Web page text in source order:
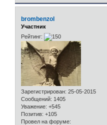
brombenzol
Участник
Рейтинг:
Зарегистрирован: 25-05-2015
Сообщений: 1405
Уважение: +545
Позитив: +105
Провел на форуме: